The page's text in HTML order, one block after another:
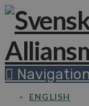
Navigation
ENGLISH